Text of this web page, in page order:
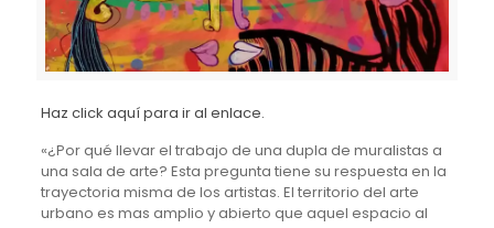
Haz click aquí para ir al enlace.
«¿Por qué llevar el trabajo de una dupla de muralistas a
una sala de arte? Esta pregunta tiene su respuesta en la
trayectoria misma de los artistas. El territorio del arte
urbano es mas amplio y abierto que aquel espacio al